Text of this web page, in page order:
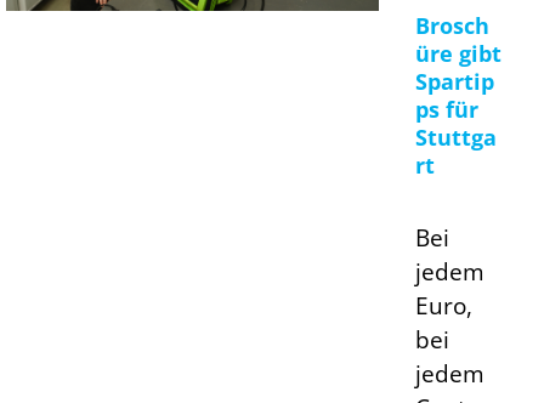
Brosch
üre gibt
Spartip
ps für
Stuttga
rt
Bei
jedem
Euro,
bei
jedem